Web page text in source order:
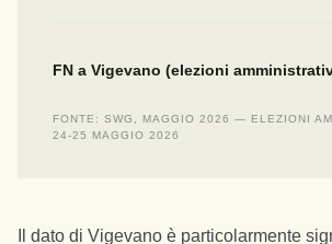
FN a Vigevano (elezioni
FONTE: SWG, MAGGIO 2026 — ELEZIONI
24-25 MAGGIO 2026
Il dato di Vigevano è particolarmente